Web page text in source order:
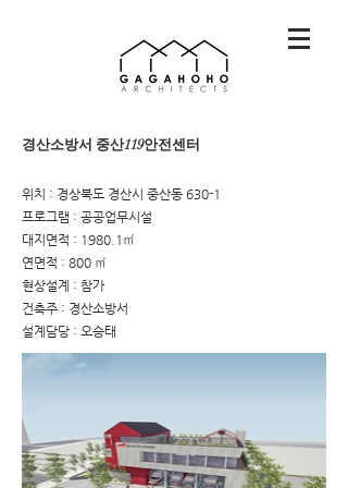
경산소방서 중산119안전센터
위치 : 경상북도 경산시 중산동 630-1
프로그램 : 공공업무시설
대지면적 : 1980.1㎡
연면적 : 800 ㎡
현상설계 : 참가
건축주 : 경산소방서
설계담당 : 오승태